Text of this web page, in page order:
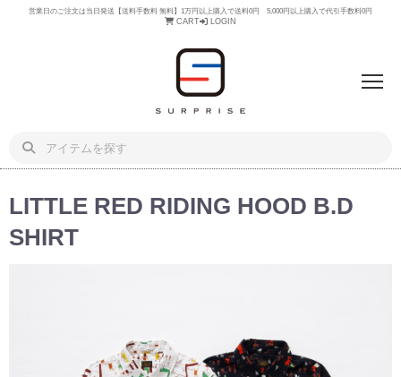
営業日のご注文は当日発送【送料手数料 無料】1万円以上購入で送料0円 5,000円以上購入で代引手数料0円
CART LOGIN
LITTLE RED RIDING HOOD B.D
SHIRT